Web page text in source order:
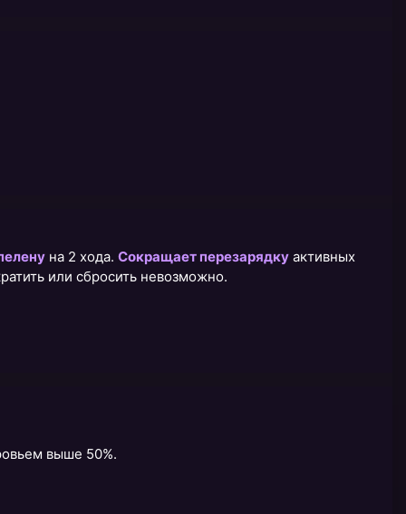
на 2 хода. Сокращает перезарядку активных
или сбросить невозможно.
выше 50%.